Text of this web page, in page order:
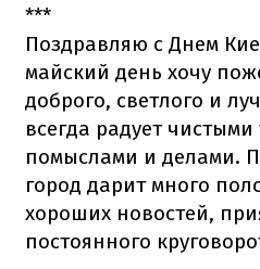
***
Поздравляю с Днем
майский день хочу
доброго, светлого и
всегда радует
помыслами и делами.
город дарит много
хороших новостей,
постоянного